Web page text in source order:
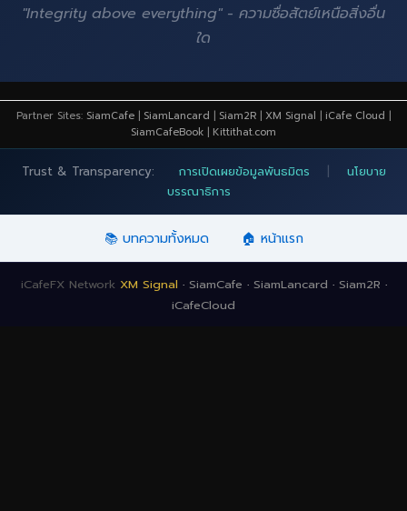
"Integrity above everything" - ความซื่อสัตย์เหนือสิ่งอื่น
ใด
Partner Sites: SiamCafe | SiamLancard | Siam2R | XM Signal | iCafe Cloud |
SiamCafeBook | Kittithat.com
Trust & Transparency: การเปิดเผยข้อมูลพันธมิตร |
นโยบาย
บรรณาธิการ
📚 บทความทั้งหมด 🏠 หน้าแรก
iCafeFX Network XM Signal · SiamCafe · SiamLancard · Siam2R ·
iCafeCloud